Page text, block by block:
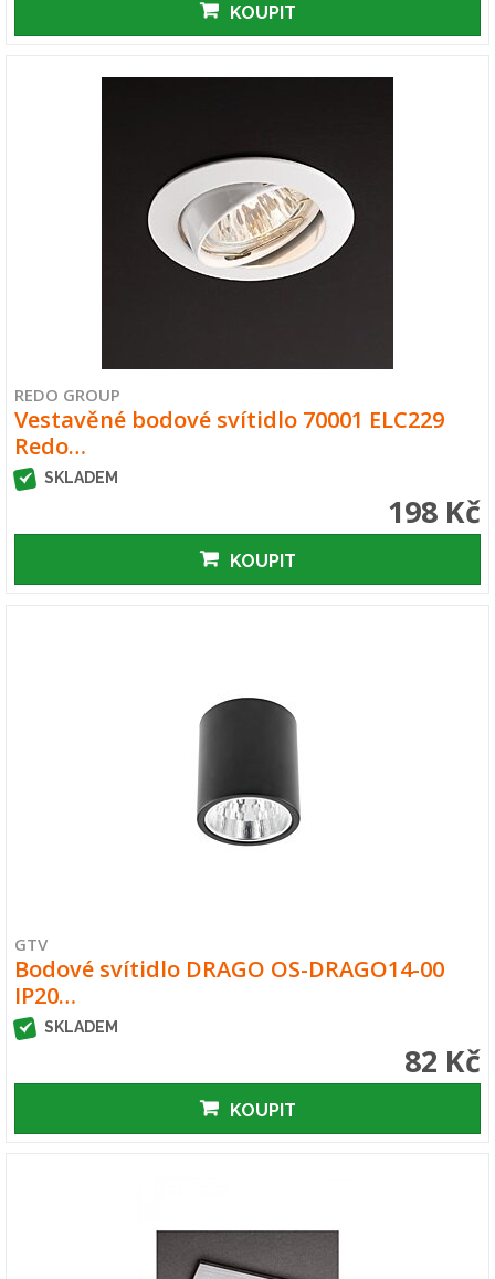
KOUPIT
REDO GROUP
Vestavěné bodové svítidlo 70001 ELC229
Redo…
SKLADEM
198 Kč
KOUPIT
GTV
Bodové svítidlo DRAGO OS-DRAGO14-00
IP20…
SKLADEM
82 Kč
KOUPIT